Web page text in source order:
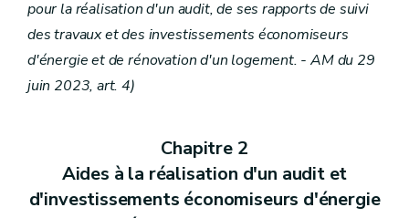
pour la réalisation d'un audit, de ses rapports de suivi
des travaux et des investissements économiseurs
d'énergie et de rénovation d'un logement. - AM du 29
juin 2023, art. 4)
Chapitre 2
Aides à la réalisation d'un audit et
d'investissements économiseurs d'énergie